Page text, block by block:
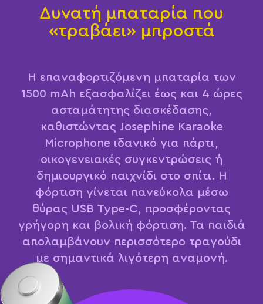
Δυνατή μπαταρία που
«τραβάει» μπροστά
Η επαναφορτιζόμενη μπαταρία των
1500 mAh εξασφαλίζει έως και 4 ώρες
ασταμάτητης διασκέδασης,
καθιστώντας Josephine Karaoke
Microphone ιδανικό για πάρτι,
οικογενειακές συγκεντρώσεις ή
δημιουργικό παιχνίδι στο σπίτι. Η
φόρτιση γίνεται πανεύκολα μέσω
θύρας USB Type-C, προσφέροντας
γρήγορη και βολική φόρτιση. Τα παιδιά
απολαμβάνουν περισσότερο τραγούδι
με σημαντικά λιγότερη αναμονή.